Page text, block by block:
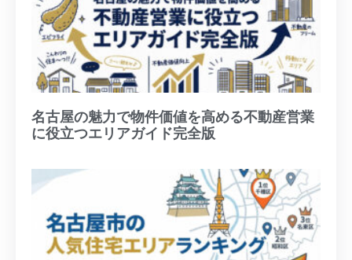
名古屋の魅力で物件価値を高める不動産営業
に役立つエリアガイド完全版